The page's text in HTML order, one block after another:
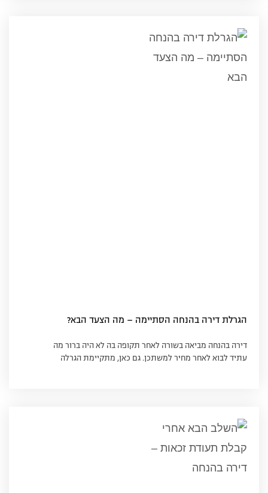
הגרלת דירה בהנחה הסתיימה – מה הצעד הבא?
דירה בהנחה מביאה בשורה לאחר תקופה בה לא היה ברור מה
עתיד לבוא לאחר מחיר למשתכן. גם כאן, מתקיימת הגרלה